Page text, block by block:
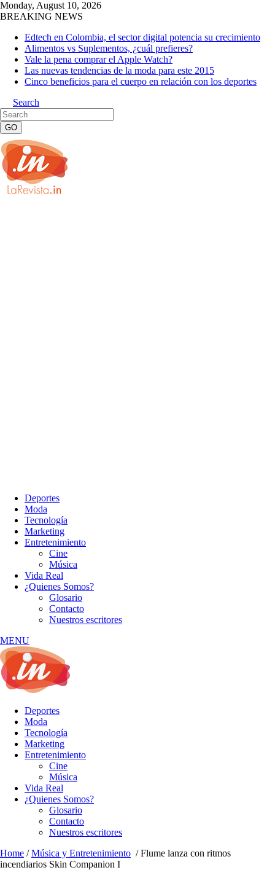
Monday, August 10, 2026
BREAKING NEWS
Edtech en Colombia, el sector digital potencia su crecimiento
Alimentos vs Suplementos, ¿cuál prefieres?
Vale la pena comprar el Apple Watch?
Las nuevas tendencias de la moda para este 2015
Cinco beneficios para el cuerpo en relación con los deportes
Search
Deportes
Moda
Tecnología
Marketing
Entretenimiento
Cine
Música
Vida Real
¿Quienes Somos?
Glosario
Contacto
Nuestros escritores
MENU
Deportes
Moda
Tecnología
Marketing
Entretenimiento
Cine
Música
Vida Real
¿Quienes Somos?
Glosario
Contacto
Nuestros escritores
Home /Música y Entretenimiento /Flume lanza con ritmos
incendiarios Skin Companion I